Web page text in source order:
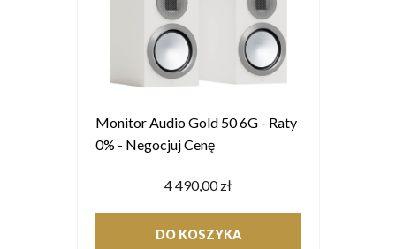
Monitor Audio Gold 50 6G - Raty
0% - Negocjuj Cenę
4 490,00 zł
DO KOSZYKA